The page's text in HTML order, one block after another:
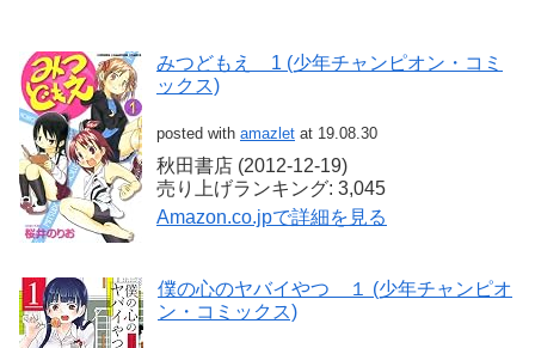
みつどもえ 1 (少年チャンピオン・コミ
ックス)
posted with amazlet at 19.08.30
秋田書店 (2012-12-19)
売り上げランキング: 3,045
Amazon.co.jpで詳細を見る
僕の心のヤバイやつ １ (少年チャンピオ
ン・コミックス)